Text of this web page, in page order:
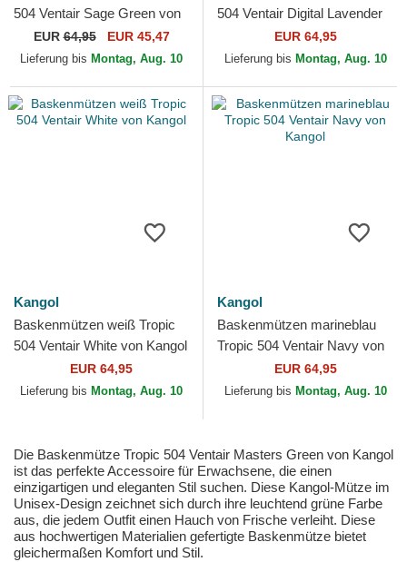
504 Ventair Sage Green von
Kangol
EUR64,95 EUR 45,47
Lieferung bis Montag, Aug. 10
504 Ventair Digital Lavender
von KangolEUR 64,95
Lieferung bis Montag, Aug. 10
Kangol
Baskenmützen weiß Tropic
504 Ventair White von Kangol
EUR 64,95
Lieferung bis Montag, Aug. 10
Kangol
Baskenmützen marineblau
Tropic 504 Ventair Navy von
EUR 64,95
Lieferung bis Montag, Aug. 10
Die Baskenmütze Tropic 504 Ventair Masters Green von Kangol
ist das perfekte Accessoire für Erwachsene, die einen
einzigartigen und eleganten Stil suchen. Diese Kangol-Mütze im
Unisex-Design zeichnet sich durch ihre leuchtend grüne Farbe
aus, die jedem Outfit einen Hauch von Frische verleiht. Diese
aus hochwertigen Materialien gefertigte Baskenmütze bietet
gleichermaßen Komfort und Stil.